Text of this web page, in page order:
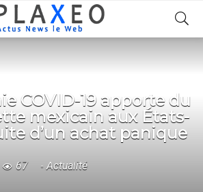
COVID-19 apporte du
mexicain aux États-
d’un achat panique
67 Actualité